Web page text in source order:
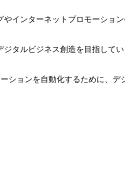
インターネットプロモーショ
タルビジネス創造を目指し
ョンを自動化するために、